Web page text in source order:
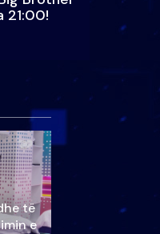
21:00!
të
e